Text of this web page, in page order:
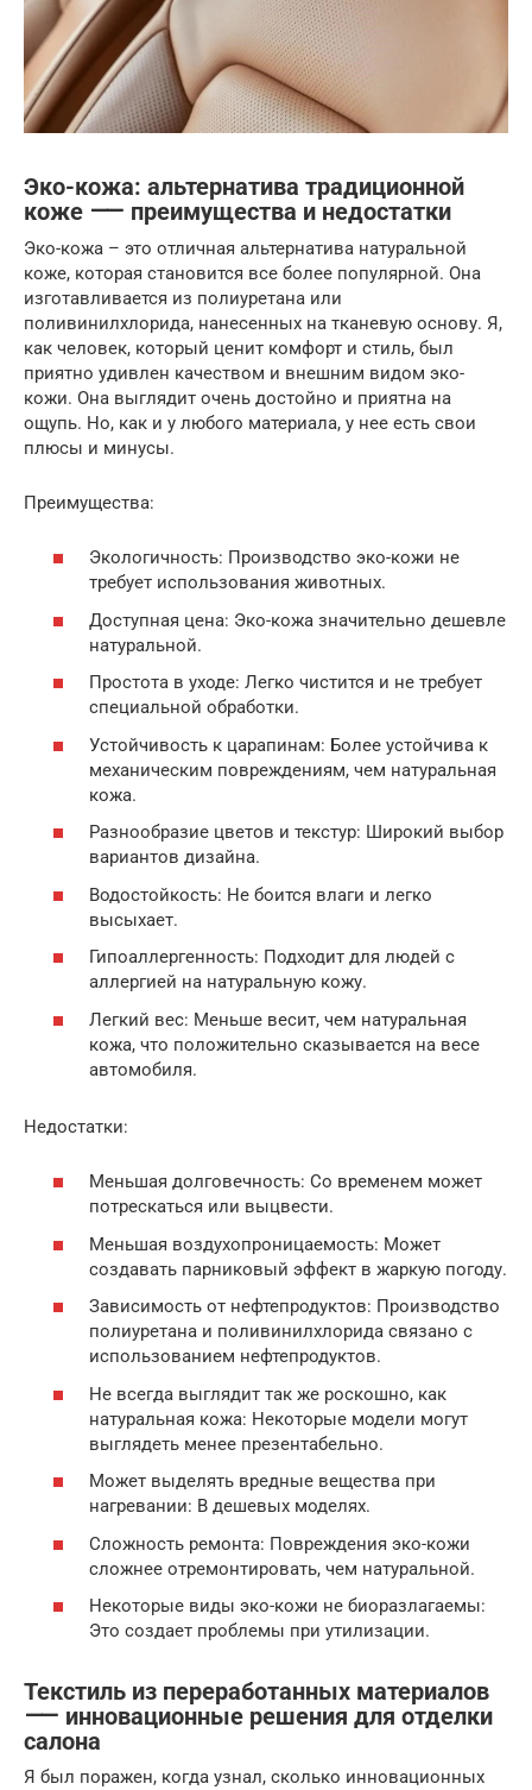
Эко-кожа: альтернатива традиционной
коже ⸺ преимущества и недостатки
Эко-кожа – это отличная альтернатива натуральной
коже, которая становится все более популярной. Она
изготавливается из полиуретана или
поливинилхлорида, нанесенных на тканевую основу. Я,
как человек, который ценит комфорт и стиль, был
приятно удивлен качеством и внешним видом эко-
кожи. Она выглядит очень достойно и приятна на
ощупь. Но, как и у любого материала, у нее есть свои
плюсы и минусы.
Преимущества:
Экологичность: Производство эко-кожи не
требует использования животных.
Доступная цена: Эко-кожа значительно дешевле
натуральной.
Простота в уходе: Легко чистится и не требует
специальной обработки.
Устойчивость к царапинам: Более устойчива к
механическим повреждениям, чем натуральная
кожа.
Разнообразие цветов и текстур: Широкий выбор
вариантов дизайна.
Водостойкость: Не боится влаги и легко
высыхает.
Гипоаллергенность: Подходит для людей с
аллергией на натуральную кожу.
Легкий вес: Меньше весит, чем натуральная
кожа, что положительно сказывается на весе
автомобиля.
Недостатки:
Меньшая долговечность: Со временем может
потрескаться или выцвести.
Меньшая воздухопроницаемость: Может
создавать парниковый эффект в жаркую погоду.
Зависимость от нефтепродуктов: Производство
полиуретана и поливинилхлорида связано с
использованием нефтепродуктов.
Не всегда выглядит так же роскошно, как
натуральная кожа: Некоторые модели могут
выглядеть менее презентабельно.
Может выделять вредные вещества при
нагревании: В дешевых моделях.
Сложность ремонта: Повреждения эко-кожи
сложнее отремонтировать, чем натуральной.
Некоторые виды эко-кожи не биоразлагаемы:
Это создает проблемы при утилизации.
Текстиль из переработанных материалов
⸺ инновационные решения для отделки
салона
Я был поражен, когда узнал, сколько инновационных